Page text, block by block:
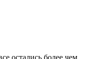
остались более чем